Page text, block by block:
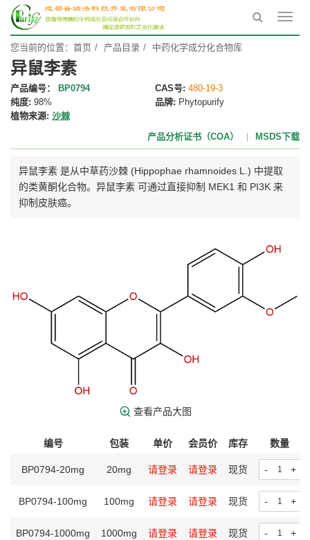
您当前的位置： 首页 产品目录 中药化学成分化合物库
异鼠李素
产品编号： BP0794 CAS号: 480-19-3
纯度: 98% 品牌: Phytopurify
植物来源: 沙棘
产品分析证书（COA）
MSDS下载
异鼠李素 是从中草药沙棘 (Hippophae rhamnoides L.) 中提取
的类黄酮化合物。异鼠李素 可通过直接抑制 MEK1 和 PI3K 来
抑制皮肤癌。
查看产品大图
编号 包装 单价 会员价 库存 数量
BP0794-20mg 20mg 请登录 请登录 现货 - +
BP0794-100mg 100mg 请登录 请登录 现货 - +
BP0794-1000mg 1000mg 请登录 请登录 现货 - +